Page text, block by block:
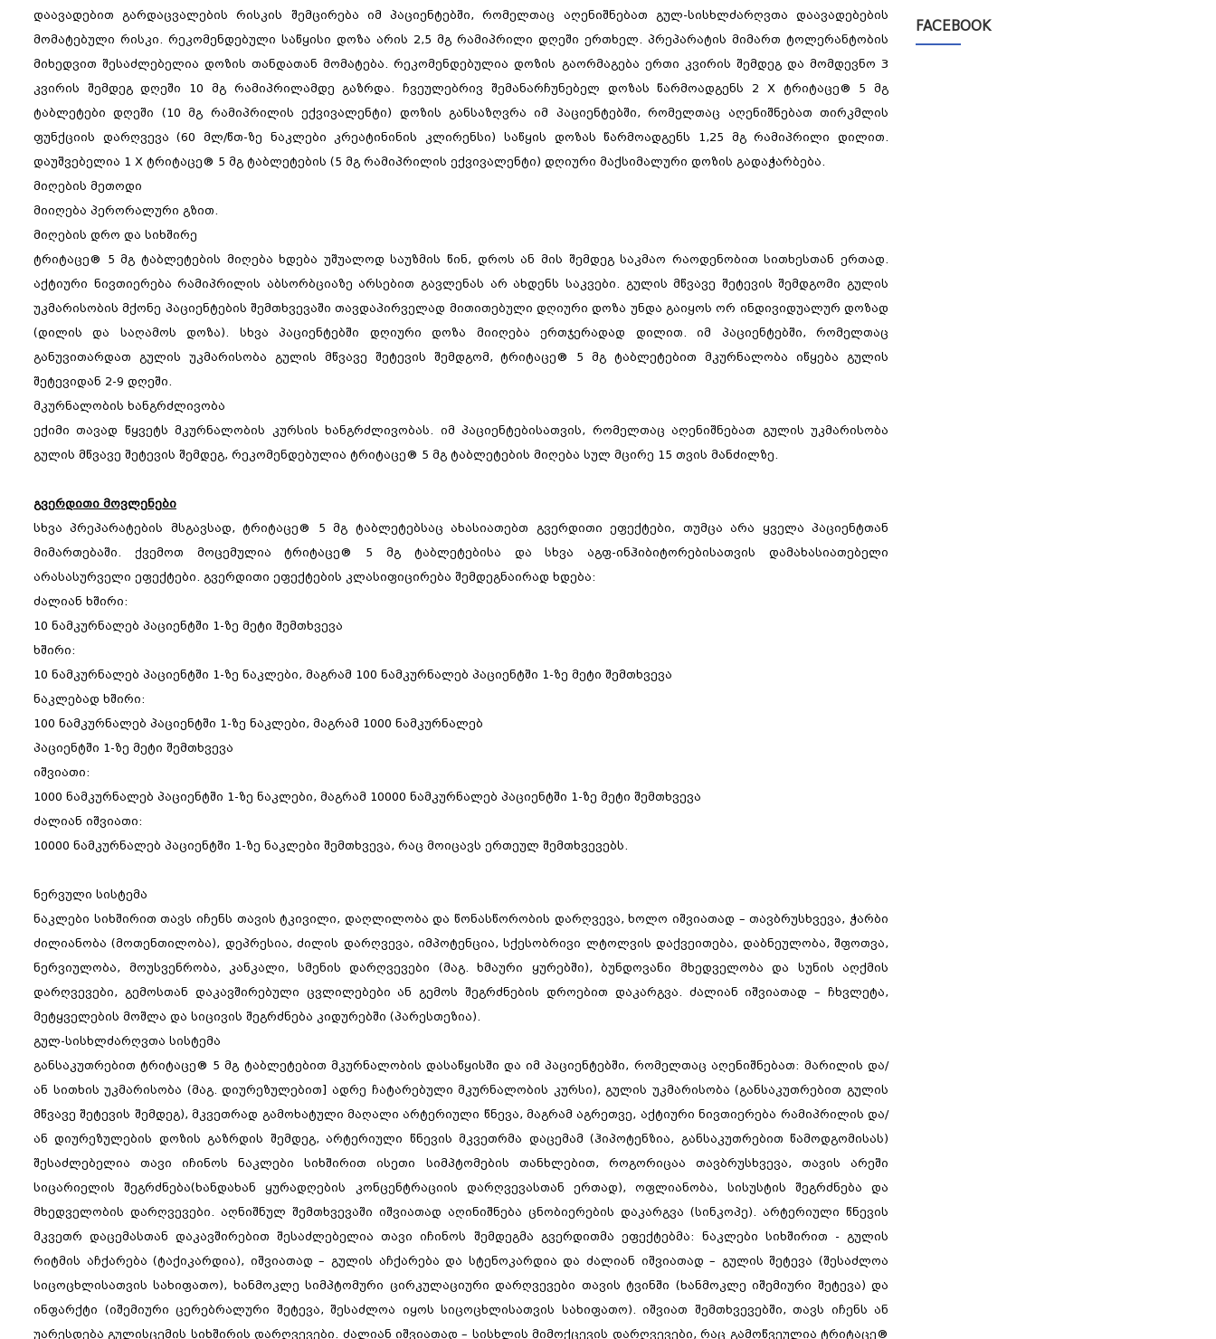
დაავადებით გარდაცვალების რისკის შემცირება იმ პაციენტებში, რომელთაც აღენიშნებათ გულ-სისხლძარღვთა დაავადებების
მომატებული რისკი. რეკომენდებული საწყისი დოზა არის 2,5 მგ რამიპრილი დღეში ერთხელ. პრეპარატის მიმართ ტოლერანტობის
მიხედვით შესაძლებელია დოზის თანდათან მომატება. რეკომენდებულია დოზის გაორმაგება ერთი კვირის შემდეგ და მომდევნო 3
კვირის შემდეგ დღეში 10 მგ რამიპრილამდე გაზრდა. ჩვეულებრივ შემანარჩუნებელ დოზას წარმოადგენს 2 X ტრიტაცე® 5 მგ
ტაბლეტები დღეში (10 მგ რამიპრილის ექვივალენტი) დოზის განსაზღვრა იმ პაციენტებში, რომელთაც აღენიშნებათ თირკმლის
ფუნქციის დარღვევა (60 მლ/წთ-ზე ნაკლები კრეატინინის კლირენსი) საწყის დოზას წარმოადგენს 1,25 მგ რამიპრილი დილით.
დაუშვებელია 1 X ტრიტაცე® 5 მგ ტაბლეტების (5 მგ რამიპრილის ექვივალენტი) დღიური მაქსიმალური დოზის გადაჭარბება.
მიღების მეთოდი
მიიღება პერორალური გზით.
მიღების დრო და სიხშირე
ტრიტაცე® 5 მგ ტაბლეტების მიღება ხდება უშუალოდ საუზმის წინ, დროს ან მის შემდეგ საკმაო რაოდენობით სითხესთან ერთად.
აქტიური ნივთიერება რამიპრილის აბსორბციაზე არსებით გავლენას არ ახდენს საკვები. გულის მწვავე შეტევის შემდგომი გულის
უკმარისობის მქონე პაციენტების შემთხვევაში თავდაპირველად მითითებული დღიური დოზა უნდა გაიყოს ორ ინდივიდუალურ დოზად
(დილის და საღამოს დოზა). სხვა პაციენტებში დღიური დოზა მიიღება ერთჯერადად დილით. იმ პაციენტებში, რომელთაც
განუვითარდათ გულის უკმარისობა გულის მწვავე შეტევის შემდგომ, ტრიტაცე® 5 მგ ტაბლეტებით მკურნალობა იწყება გულის
შეტევიდან 2-9 დღეში.
მკურნალობის ხანგრძლივობა
ექიმი თავად წყვეტს მკურნალობის კურსის ხანგრძლივობას. იმ პაციენტებისათვის, რომელთაც აღენიშნებათ გულის უკმარისობა
გულის მწვავე შეტევის შემდეგ, რეკომენდებულია ტრიტაცე® 5 მგ ტაბლეტების მიღება სულ მცირე 15 თვის მანძილზე.
გვერდითი მოვლენები
სხვა პრეპარატების მსგავსად, ტრიტაცე® 5 მგ ტაბლეტებსაც ახასიათებთ გვერდითი ეფექტები, თუმცა არა ყველა პაციენტთან
მიმართებაში. ქვემოთ მოცემულია ტრიტაცე® 5 მგ ტაბლეტებისა და სხვა აგფ-ინჰიბიტორებისათვის დამახასიათებელი
არასასურველი ეფექტები. გვერდითი ეფექტების კლასიფიცირება შემდეგნაირად ხდება:
ძალიან ხშირი:
10 ნამკურნალებ პაციენტში 1-ზე მეტი შემთხვევა
ხშირი:
10 ნამკურნალებ პაციენტში 1-ზე ნაკლები, მაგრამ 100 ნამკურნალებ პაციენტში 1-ზე მეტი შემთხვევა
ნაკლებად ხშირი:
100 ნამკურნალებ პაციენტში 1-ზე ნაკლები, მაგრამ 1000 ნამკურნალებ
პაციენტში 1-ზე მეტი შემთხვევა
იშვიათი:
1000 ნამკურნალებ პაციენტში 1-ზე ნაკლები, მაგრამ 10000 ნამკურნალებ პაციენტში 1-ზე მეტი შემთხვევა
ძალიან იშვიათი:
10000 ნამკურნალებ პაციენტში 1-ზე ნაკლები შემთხვევა, რაც მოიცავს ერთეულ შემთხვევებს.
ნერვული სისტემა
ნაკლები სიხშირით თავს იჩენს თავის ტკივილი, დაღლილობა და წონასწორობის დარღვევა, ხოლო იშვიათად – თავბრუსხვევა, ჭარბი
ძილიანობა (მოთენთილობა), დეპრესია, ძილის დარღვევა, იმპოტენცია, სქესობრივი ლტოლვის დაქვეითება, დაბნეულობა, შფოთვა,
ნერვიულობა, მოუსვენრობა, კანკალი, სმენის დარღვევები (მაგ. ხმაური ყურებში), ბუნდოვანი მხედველობა და სუნის აღქმის
დარღვევები, გემოსთან დაკავშირებული ცვლილებები ან გემოს შეგრძნების დროებით დაკარგვა. ძალიან იშვიათად – ჩხვლეტა,
მეტყველების მოშლა და სიცივის შეგრძნება კიდურებში (პარესთეზია).
გულ-სისხლძარღვთა სისტემა
განსაკუთრებით ტრიტაცე® 5 მგ ტაბლეტებით მკურნალობის დასაწყისში და იმ პაციენტებში, რომელთაც აღენიშნებათ: მარილის და/
ან სითხის უკმარისობა (მაგ. დიურეზულებით] ადრე ჩატარებული მკურნალობის კურსი), გულის უკმარისობა (განსაკუთრებით გულის
მწვავე შეტევის შემდეგ), მკვეთრად გამოხატული მაღალი არტერიული წნევა, მაგრამ აგრეთვე, აქტიური ნივთიერება რამიპრილის და/
ან დიურეზულების დოზის გაზრდის შემდეგ, არტერიული წნევის მკვეთრმა დაცემამ (ჰიპოტენზია, განსაკუთრებით წამოდგომისას)
შესაძლებელია თავი იჩინოს ნაკლები სიხშირით ისეთი სიმპტომების თანხლებით, როგორიცაა თავბრუსხვევა, თავის არეში
სიცარიელის შეგრძნება(ხანდახან ყურადღების კონცენტრაციის დარღვევასთან ერთად), ოფლიანობა, სისუსტის შეგრძნება და
მხედველობის დარღვევები. აღნიშნულ შემთხვევაში იშვიათად აღინიშნება ცნობიერების დაკარგვა (სინკოპე). არტერიული წნევის
მკვეთრ დაცემასთან დაკავშირებით შესაძლებელია თავი იჩინოს შემდეგმა გვერდითმა ეფექტებმა: ნაკლები სიხშირით - გულის
რიტმის აჩქარება (ტაქიკარდია), იშვიათად – გულის აჩქარება და სტენოკარდია და ძალიან იშვიათად – გულის შეტევა (შესაძლოა
სიცოცხლისათვის სახიფათო), ხანმოკლე სიმპტომური ცირკულაციური დარღვევები თავის ტვინში (ხანმოკლე იშემიური შეტევა) და
ინფარქტი (იშემიური ცერებრალური შეტევა, შესაძლოა იყოს სიცოცხლისათვის სახიფათო). იშვიათ შემთხვევებში, თავს იჩენს ან
უარესდება გულისცემის სიხშირის დარღვევები. ძალიან იშვიათად – სისხლის მიმოქცევის დარღვევები, რაც გამოწვეულია ტრიტაცე®
FACEBOOK